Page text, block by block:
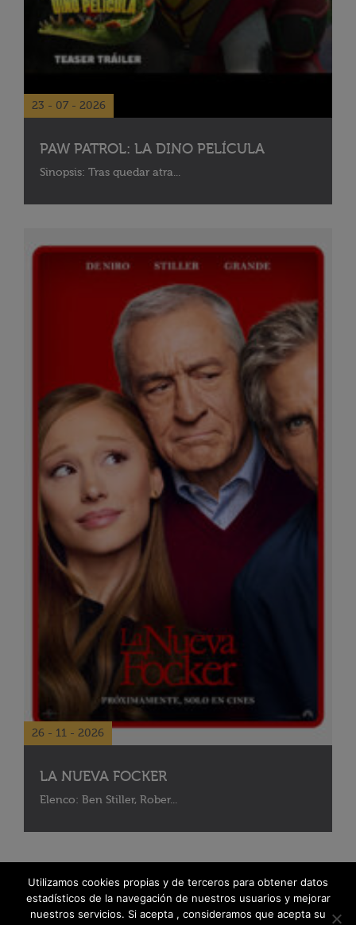
23 - 07 - 2026
PAW PATROL: LA DINO PELÍCULA
Sinopsis: Tras quedar atra...
26 - 11 - 2026
LA NUEVA FOCKER
Elenco: Ben Stiller, Rober...
Utilizamos cookies propias y de terceros para obtener datos
estadísticos de la navegación de nuestros usuarios y mejorar
nuestros servicios. Si acepta , consideramos que acepta su